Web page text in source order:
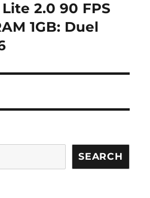
2.0 90 FPS
1GB: Duel
SEARCH